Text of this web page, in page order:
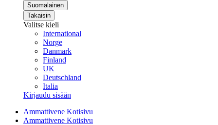
Suomalainen
Takaisin
Valitse kieli
International
Norge
Danmark
Finland
UK
Deutschland
Italia
Kirjaudu sisään
Ammattivene Kotisivu
Ammattivene Kotisivu